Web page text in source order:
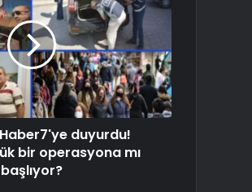
duyurdu!
bir operasyona mı
başlıyor?